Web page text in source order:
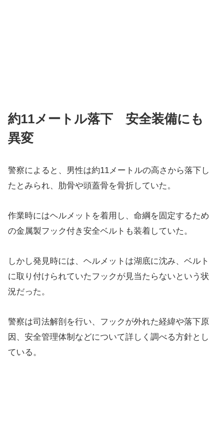
約11メートル落下 安全装備にも
異変
警察によると、男性は約11メートルの高さから落下し
たとみられ、肋骨や頭蓋骨を骨折していた。
作業時にはヘルメットを着用し、命綱を固定するため
の金属製フック付き安全ベルトも装着していた。
しかし発見時には、ヘルメットは湖底に沈み、ベルト
に取り付けられていたフックが見当たらないという状
況だった。
警察は司法解剖を行い、フックが外れた経緯や落下原
因、安全管理体制などについて詳しく調べる方針とし
ている。